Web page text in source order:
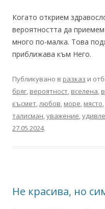
Когато открием
вероятността да
много по-малка. Това
приближава към Него.
Публикувано в разказ и
бряг, вероятност, вселена,
късмет,любов, море, място,
талисман,уважение,
27.05.2024.
Не красива, но